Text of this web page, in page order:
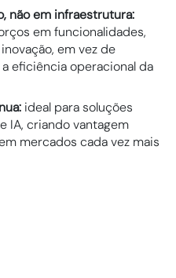
não em infraestrutura:
em funcionalidades,
em vez de
eficiência operacional da
ideal para soluções
IA, criando vantagem
mercados cada vez mais